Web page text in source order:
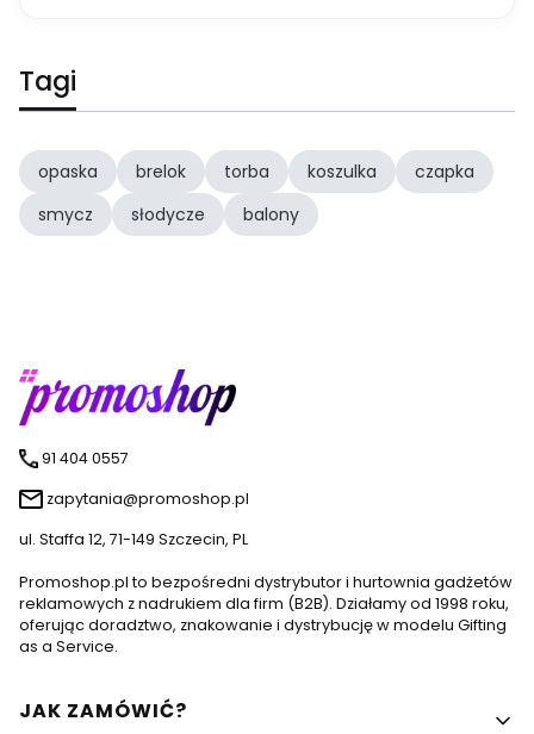
Tagi
opaska brelok torba koszulka
czapka
smycz
słodycze balony
91 404 0557
zapytania@promoshop.pl
ul. Staffa 12, 71-149 Szczecin, PL
Promoshop.pl to bezpośredni dystrybutor i hurtownia gadżetów
reklamowych z nadrukiem dla firm (B2B). Działamy od 1998 roku,
oferując doradztwo, znakowanie i dystrybucję w modelu Gifting
as a Service.
Linki w stopce
JAK ZAMÓWIĆ?